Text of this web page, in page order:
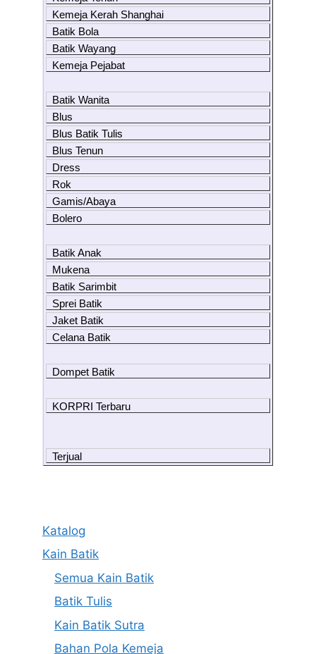
Kemeja Kerah Shanghai
Batik Bola
Batik Wayang
Kemeja Pejabat
Batik Wanita
Blus
Blus Batik Tulis
Blus Tenun
Dress
Rok
Gamis/Abaya
Bolero
Batik Anak
Mukena
Batik Sarimbit
Sprei Batik
Jaket Batik
Celana Batik
Dompet Batik
KORPRI Terbaru
Terjual
Katalog
Kain Batik
Semua Kain Batik
Batik Tulis
Kain Batik Sutra
Bahan Pola Kemeja